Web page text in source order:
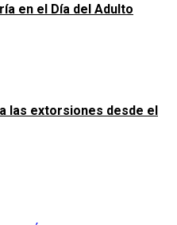
en el Día del Adulto
las extorsiones desde el